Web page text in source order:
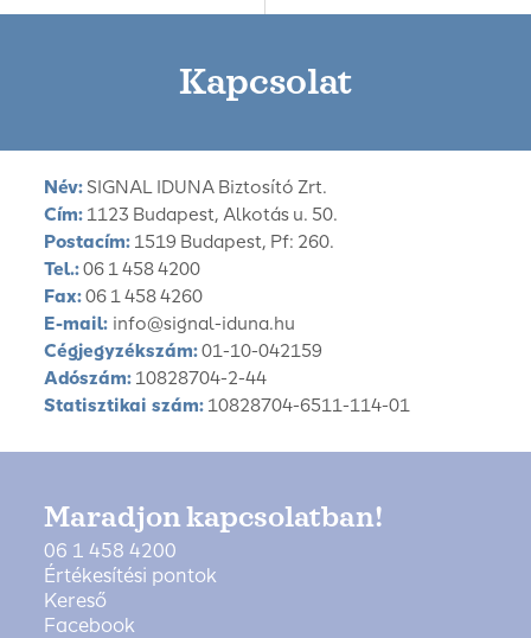
Kapcsolat
Név: SIGNAL IDUNA Biztosító Zrt.
Cím: 1123 Budapest, Alkotás u. 50.
Postacím: 1519 Budapest, Pf: 260.
Tel.:06 1 458 4200
Fax:06 1 458 4260
E-mail: info@signal-iduna.hu
Cégjegyzékszám:01-10-042159
Adószám: 10828704-2-44
Statisztikai szám: 10828704-6511-114-01
Maradjon kapcsolatban!
06 1 458 4200
Értékesítési pontok
Kereső
Facebook